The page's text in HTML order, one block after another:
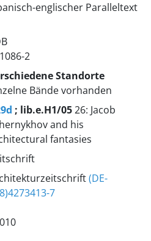
englischer Paralleltext
2
Standorte
Bände vorhanden
; lib.e.H1/0526: Jacob
and his
fantasies
(DE-
7